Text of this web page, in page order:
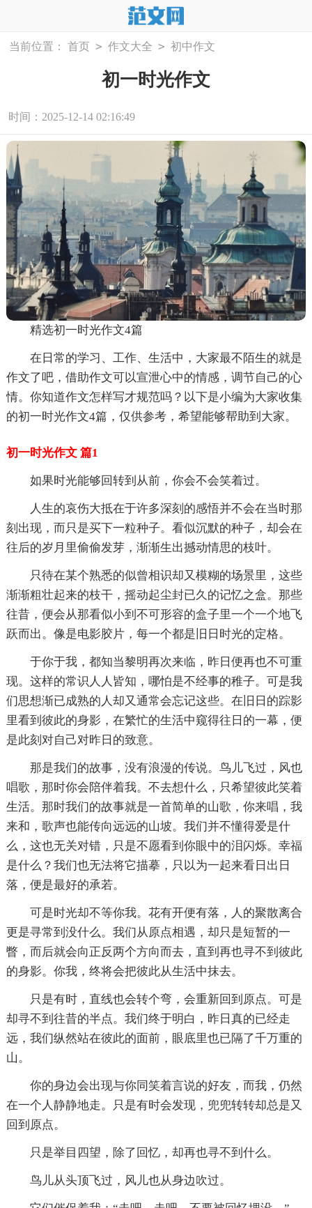
当前位置： 首页 > 作文大全 > 初中作文
初一时光作文
时间：2025-12-14 02:16:49
精选初一时光作文4篇
在日常的学习、工作、生活中，大家最不陌生的就是
作文了吧，借助作文可以宣泄心中的情感，调节自己的心
情。你知道作文怎样写才规范吗？以下是小编为大家收集
的初一时光作文4篇，仅供参考，希望能够帮助到大家。
初一时光作文 篇1
如果时光能够回转到从前，你会不会笑着过。
人生的哀伤大抵在于许多深刻的感悟并不会在当时那
刻出现，而只是买下一粒种子。看似沉默的种子，却会在
往后的岁月里偷偷发芽，渐渐生出撼动情思的枝叶。
只待在某个熟悉的似曾相识却又模糊的场景里，这些
渐渐粗壮起来的枝干，摇动起尘封已久的记忆之盒。那些
往昔，便会从那看似小到不可形容的盒子里一个一个地飞
跃而出。像是电影胶片，每一个都是旧日时光的定格。
于你于我，都知当黎明再次来临，昨日便再也不可重
现。这样的常识人人皆知，哪怕是不经事的稚子。可是我
们思想渐已成熟的人却又通常会忘记这些。在旧日的踪影
里看到彼此的身影，在繁忙的生活中窥得往日的一幕，便
是此刻对自己对昨日的致意。
那是我们的故事，没有浪漫的传说。鸟儿飞过，风也
唱歌，那时你会陪伴着我。不去想什么，只希望彼此笑着
生活。那时我们的故事就是一首简单的山歌，你来唱，我
来和，歌声也能传向远远的山坡。我们并不懂得爱是什
么，这也无关对错，只是不愿看到你眼中的泪闪烁。幸福
是什么？我们也无法将它描摹，只以为一起来看日出日
落，便是最好的承若。
可是时光却不等你我。花有开便有落，人的聚散离合
更是寻常到没什么。我们从原点相遇，却只是短暂的一
瞥，而后就会向正反两个方向而去，直到再也寻不到彼此
的身影。你我，终将会把彼此从生活中抹去。
只是有时，直线也会转个弯，会重新回到原点。可是
却寻不到往昔的半点。我们终于明白，昨日真的已经走
远，我们纵然站在彼此的面前，眼底里也已隔了千万重的
山。
你的身边会出现与你同笑着言说的好友，而我，仍然
在一个人静静地走。只是有时会发现，兜兜转转却总是又
回到原点。
只是举目四望，除了回忆，却再也寻不到什么。
鸟儿从头顶飞过，风儿也从身边吹过。